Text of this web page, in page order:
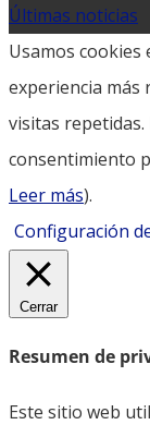
Últimas noticias
Usamos
experiencia más
visitas repetidas.
consentimiento
Leer más).
Configuración
Cerrar
Resumen de
Este sitio web